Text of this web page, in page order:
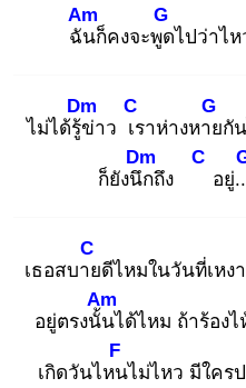
ฉัน
Am
ก็คงจะพูด
G
ไปว่าไห
ไม่ได้รู้ข่
Dm
าว เร
C
าห่างหาย
G
กั
ก็ยังนึก
Dm
ถึง
C
อยู่..
เธอสบาย
C
ดีไหมในวันที่เหง
อยู่ตรงนั้น
Am
ได้ไหม ถ้าร้องไ
เกิดวันไหน
F
ไม่ไหว มีใคร